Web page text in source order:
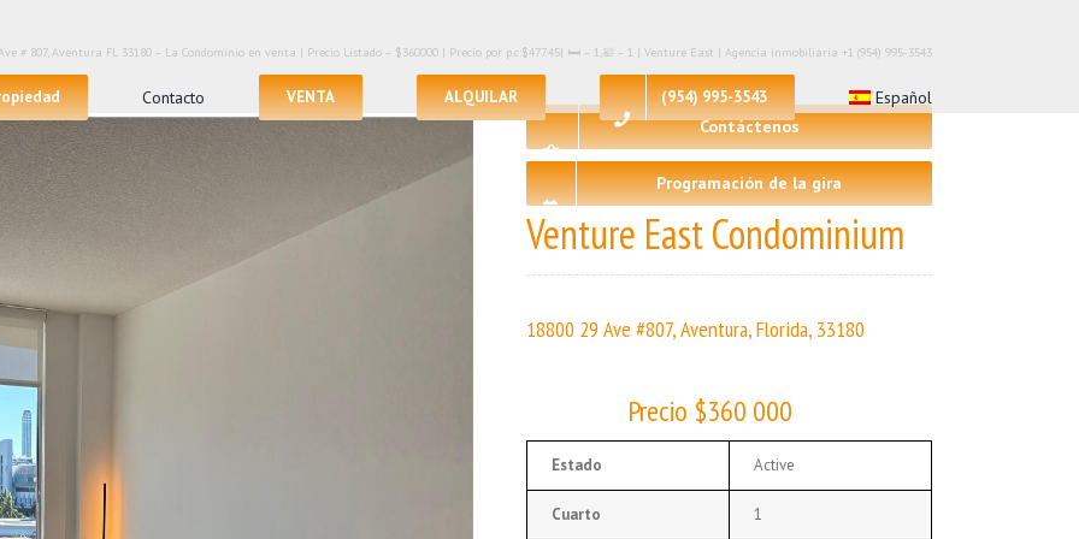
Contacto VENTA ALQUILAR (954) 995-3543 Español
# 807, Aventura FL 33180 – La Condominio en venta | Precio Listado – $360000 | Precio por p.c:$477.45| 🛏 – 1,🛀 – 1 | Venture East | Agencia inmobiliaria +1 (954) 995-3543
Contáctenos
Programación de la gira
Venture East Condominium
18800 29 Ave #807, Aventura, Florida, 33180
Precio $360 000
Estado Active
Cuarto 1